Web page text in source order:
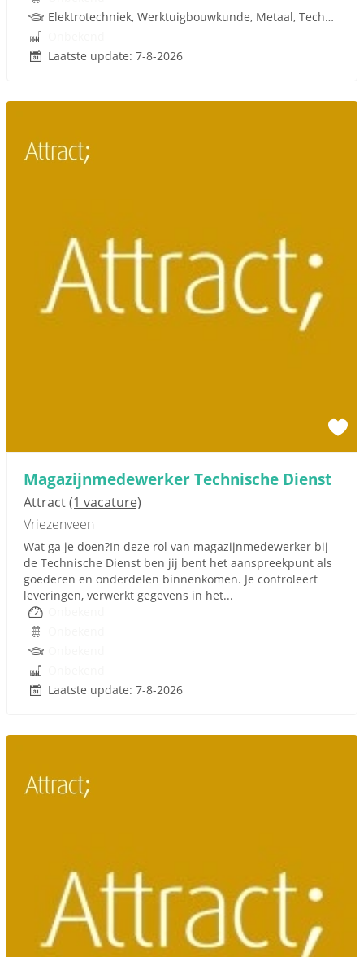
Elektrotechniek, Werktuigbouwkunde, Metaal, Techniek, W-Installaties
Laatste update: 7-8-2026
Magazijnmedewerker Technische Dienst
Attract(1 vacature)
Vriezenveen
Wat ga je doen?In deze rol van magazijnmedewerker bij
de Technische Dienst ben jij bent het aanspreekpunt als
goederen en onderdelen binnenkomen. Je controleert
leveringen, verwerkt gegevens in het...
Laatste update: 7-8-2026